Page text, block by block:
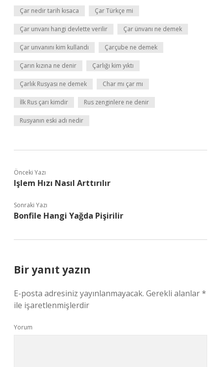
Çar nedir tarih kısaca Çar Türkçe mi
Çar unvanı hangi devlette verilir Çar ünvanı ne demek
Çar unvanını kim kullandı Çarçube ne demek
Çarın kızına ne denir Çarlığı kim yıktı
Çarlık Rusyası ne demek Char mı çar mı
İlk Rus çarı kimdir Rus zenginlere ne denir
Rusyanın eski adı nedir
Önceki Yazı
Işlem Hızı Nasıl Arttırılır
Sonraki Yazı
Bonfile Hangi Yağda Pişirilir
Bir yanıt yazın
E-posta adresiniz yayınlanmayacak. Gerekli alanlar*
ile işaretlenmişlerdir
Yorum